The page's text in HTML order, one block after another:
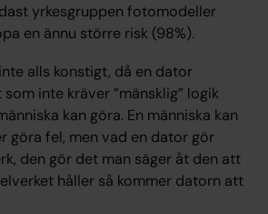
yrkesgruppen fotomodeller
en ännu större risk (98%).
alls konstigt, då en dator
inte kräver ”mänsklig” logik
kan göra. En människa kan
göra fel, men vad en dator gör
den gör det man säger åt den att
håller så kommer datorn att